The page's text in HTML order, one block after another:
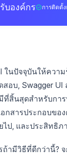
บองค์กร การติดตั้
ในปัจจุบันให้ควา
อบ, Swagger UI
ที่สิ้นสุดสำหรับกา
อกสารประกอบข
ไป, และประสิทธิภ
ถ้ามีวิธีที่ดีกว่านี้?